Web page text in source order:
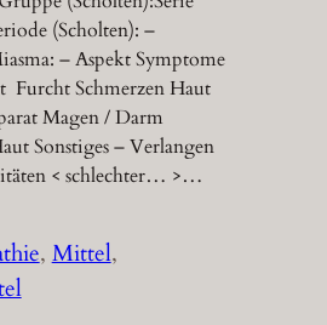
(Scholten): –
– Aspekt Symptome
Furcht Schmerzen Haut
Magen / Darm
Sonstiges – Verlangen
< schlechter… >…
, Mittel